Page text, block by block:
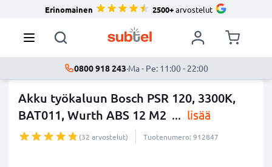
Erinomainen 2500+arvostelut
0800 918 243·Ma - Pe: 11:00 - 22:00
Akku työkaluun Bosch PSR 120, 3300K,
BAT011, Wurth ABS 12 M2 ... lisää
(32 arvostelut) Tuotenumero: 912847